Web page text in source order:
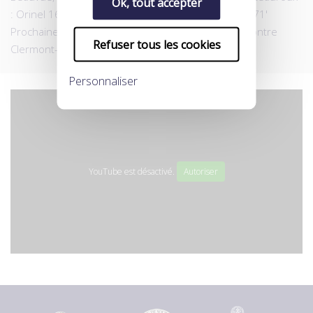
Refuser tous les cookies
Personnaliser
: Orinel 16' (pen), 31', Jeannot 41' UNFP : Schianchi 71'
Prochaine rencontre de l'UNFP : samedi 14 Juillet contre
Clermont-Ferrand à 19h.
YouTube est désactivé. Autoriser